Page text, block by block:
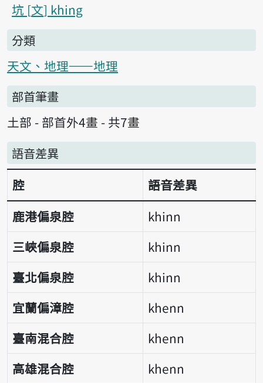
坑 文 khing
分類
天文、地理——地理
部首筆畫
土部 - 部首外4畫 - 共7畫
語音差異
語音差異表
腔
語音差異
鹿港偏泉腔
khinn
三峽偏泉腔
khinn
臺北偏泉腔
khinn
宜蘭偏漳腔
khenn
臺南混合腔
khenn
高雄混合腔
khenn